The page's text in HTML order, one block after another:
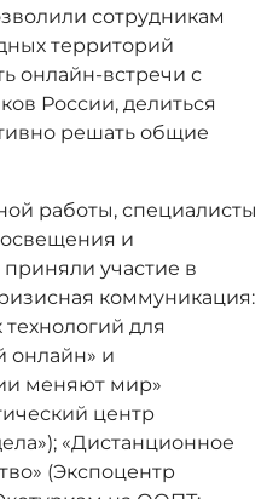
сотрудникам
территорий
онлайн-встречи с
России, делиться
решать общие
работы, специалисты
и
участие в
коммуникация:
для
онлайн» и
меняют мир»
центр
«Дистанционное
(Экспоцентр